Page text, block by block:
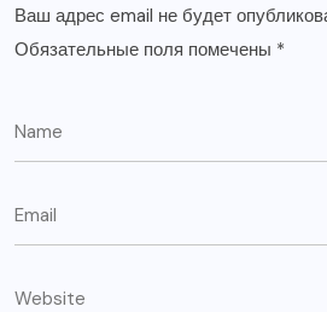
Ваш адрес email не будет
Обязательные поля помечены *